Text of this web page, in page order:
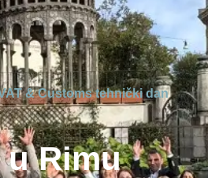
& Customs tehnički dan
Rimu